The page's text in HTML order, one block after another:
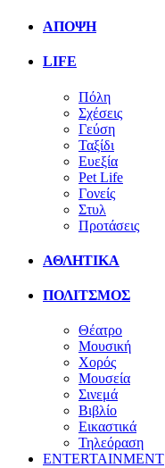
ΑΠΟΨΗ
LIFE
Πόλη
Σχέσεις
Γεύση
Ταξίδι
Ευεξία
Pet Life
Γονείς
Στυλ
Προτάσεις
ΑΘΛΗΤΙΚΑ
ΠΟΛΙΤΣΜΟΣ
Θέατρο
Μουσική
Χορός
Μουσεία
Σινεμά
Βιβλίο
Εικαστικά
Τηλεόραση
ENTERTAINMENT